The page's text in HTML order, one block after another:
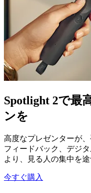
Spotlight 2で最
ンを
高度なプレゼンターが
フィードバック、デジ
より、見る人の集中を途
今すぐ購入